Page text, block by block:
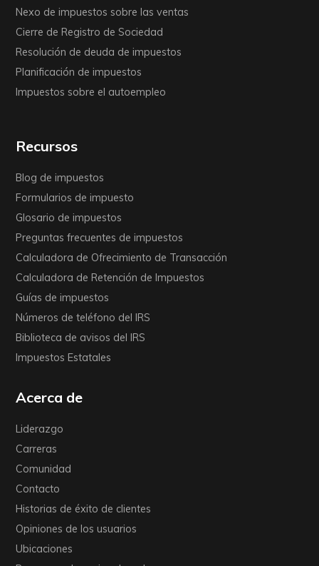
Nexo de impuestos sobre las ventas
Cierre de Registro de Sociedad
Resolución de deuda de impuestos
Planificación de impuestos
Impuestos sobre el autoempleo
Recursos
Blog de impuestos
Formularios de impuesto
Glosario de impuestos
Preguntas frecuentes de impuestos
Calculadora de Ofrecimiento de Transacción
Calculadora de Retención de Impuestos
Guías de impuestos
Números de teléfono del IRS
Biblioteca de avisos del IRS
Impuestos Estatales
Acerca de
Liderazgo
Carreras
Comunidad
Contacto
Historias de éxito de clientes
Opiniones de los usuarios
Ubicaciones